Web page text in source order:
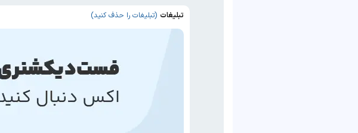
تبلیغات (تبلیغات را حذف کنید)